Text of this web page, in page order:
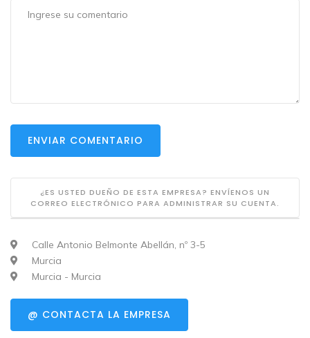
ENVIAR COMENTARIO
¿ES USTED DUEÑO DE ESTA EMPRESA? ENVÍENOS UN
CORREO ELECTRÓNICO PARA ADMINISTRAR SU CUENTA.
Calle Antonio Belmonte Abellán, nº 3-5
Murcia
Murcia - Murcia
@ CONTACTA LA EMPRESA